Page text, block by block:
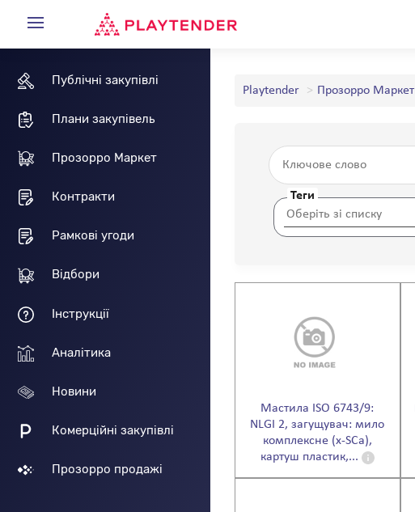
Публічні закупівлі
Плани закупівель
Прозорро Маркет
Контракти
Рамкові угоди
Відбори
Інструкції
Аналітика
Новини
Комерційні закупівлі
Прозорро продажі
Playtender Прозорро Маркет
Теги
Мастила ISO 6743/9:
NLGI 2, загущувач: мило
комплексне (x-SCa),
картуш пластик,...